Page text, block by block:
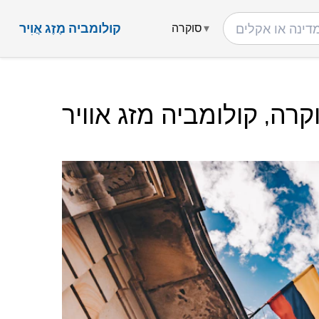
קולומביה מֶזֶג אֲוִיר סוקרה
קולומביה מזג אוויר